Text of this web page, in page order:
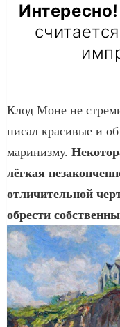
Интересно!
Клод Моне не
писал красивые и
маринизму.
лёгкая
отличительной
обрести